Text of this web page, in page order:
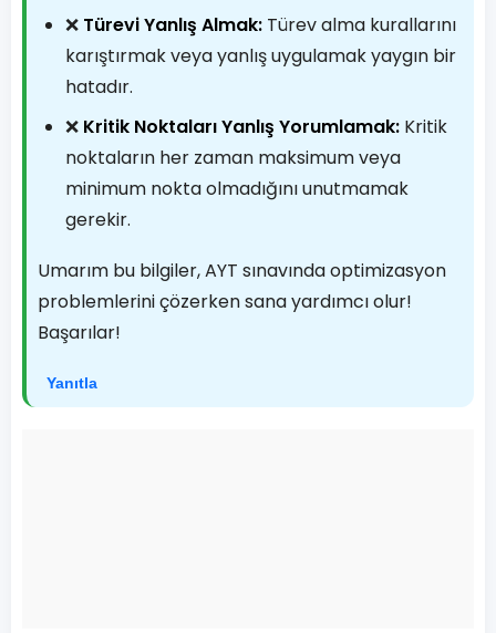
❌ Türevi Yanlış Almak: Türev alma kurallarını
karıştırmak veya yanlış uygulamak yaygın bir
hatadır.
❌ Kritik Noktaları Yanlış Yorumlamak: Kritik
noktaların her zaman maksimum veya
minimum nokta olmadığını unutmamak
gerekir.
Umarım bu bilgiler, AYT sınavında optimizasyon
problemlerini çözerken sana yardımcı olur!
Başarılar!
Yanıtla